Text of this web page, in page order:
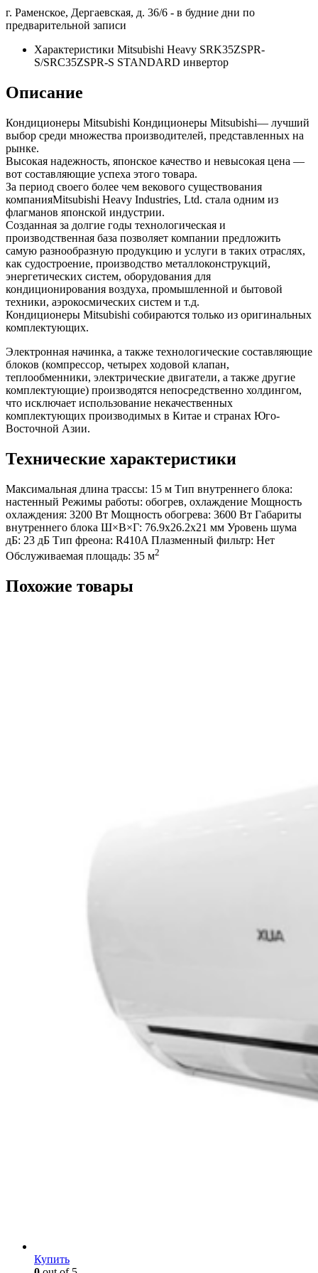
г. Раменское, Дергаевская, д. 36/6 - в будние дни по
предварительной записи
Характеристики Mitsubishi Heavy SRK35ZSPR-
S/SRC35ZSPR-S STANDARD инвертор
Описание
Кондиционеры Mitsubishi Кондиционеры Mitsubishi— лучший
выбор среди множества производителей, представленных на
рынке.
Высокая надежность, японское качество и невысокая цена —
вот составляющие успеха этого товара.
За период своего более чем векового существования
компанияMitsubishi Heavy Industries, Ltd. стала одним из
флагманов японской индустрии.
Созданная за долгие годы технологическая и
производственная база позволяет компании предложить
самую разнообразную продукцию и услуги в таких отраслях,
как судостроение, производство металлоконструкций,
энергетических систем, оборудования для
кондиционирования воздуха, промышленной и бытовой
техники, аэрокосмических систем и т.д.
Кондиционеры Mitsubishi собираются только из оригинальных
комплектующих.
Электронная начинка, а также технологические составляющие
блоков (компрессор, четырех ходовой клапан,
теплообменники, электрические двигатели, а также другие
комплектующие) производятся непосредственно холдингом,
что исключает использование некачественных
комплектующих производимых в Китае и странах Юго-
Восточной Азии.
Технические характеристики
Максимальная длина трассы: 15 м Тип внутреннего блока:
настенный Режимы работы: обогрев, охлаждение Мощность
охлаждения: 3200 Вт Мощность обогрева: 3600 Вт Габариты
внутреннего блока Ш×В×Г: 76.9x26.2x21 мм Уровень шума
дБ: 23 дБ Тип фреона: R410A Плазменный фильтр: Нет
Обслуживаемая площадь: 35 м2
Похожие товары
Купить